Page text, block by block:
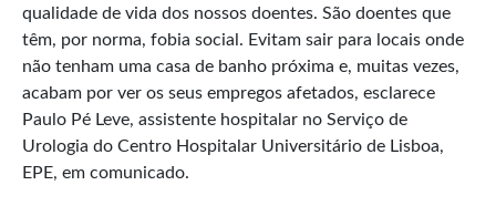
qualidade de vida dos nossos doentes. São doentes que
têm, por norma, fobia social. Evitam sair para locais onde
não tenham uma casa de banho próxima e, muitas vezes,
acabam por ver os seus empregos afetados, esclarece
Paulo Pé Leve, assistente hospitalar no Serviço de
Urologia do Centro Hospitalar Universitário de Lisboa,
EPE, em comunicado.